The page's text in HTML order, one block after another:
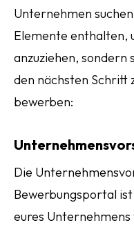
Unternehmen
Elemente enthalten,
anzuziehen, sondern
den nächsten Schritt
bewerben:
Die
Bewerbungsportal
eures